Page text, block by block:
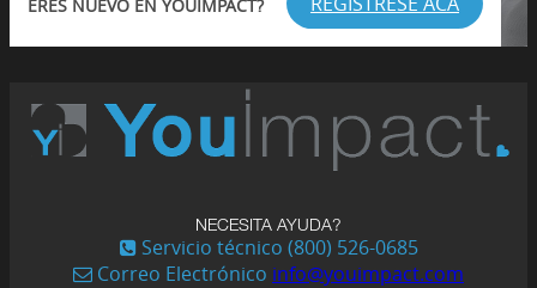
ERES NUEVO EN YOUIMPACT?
NECESITA AYUDA?
Servicio técnico (800) 526-0685
Correo Electrónico info@youimpact.com